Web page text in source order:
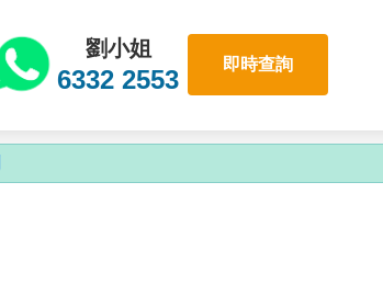
劉小姐
6332 2553
即時查詢